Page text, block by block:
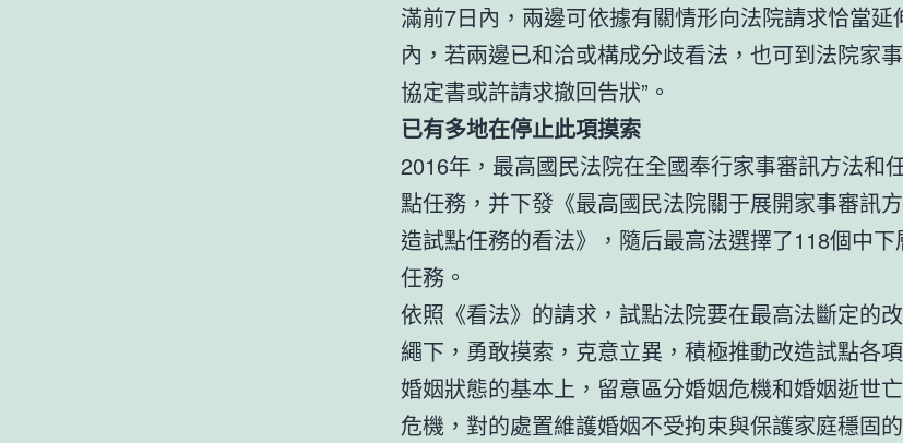
滿前7日內，兩邊可依據有關情形向法院請求恰當延
內，若兩邊已和洽或構成分歧看法，也可到法院家
協定書或許請求撤回告狀”。
已有多地在停止此項摸索
2016年，最高國民法院在全國奉行家事審訊方法和
點任務，并下發《最高國民法院關于展開家事審訊
造試點任務的看法》，隨后最高法選擇了118個中
任務。
依照《看法》的請求，試點法院要在最高法斷定的
繩下，勇敢摸索，克意立異，積極推動改造試點各
婚姻狀態的基本上，留意區分婚姻危機和婚姻逝世
危機，對的處置維護婚姻不受拘束與保護家庭穩固的